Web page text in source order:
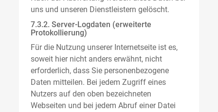
uns und unseren Dienstleistern gelöscht.
7.3.2. Server-Logdaten (erweiterte
Protokollierung)
Für die Nutzung unserer Internetseite ist es,
soweit hier nicht anders erwähnt, nicht
erforderlich, dass Sie personenbezogene
Daten mitteilen. Bei jedem Zugriff eines
Nutzers auf den oben bezeichneten
Webseiten und bei jedem Abruf einer Datei